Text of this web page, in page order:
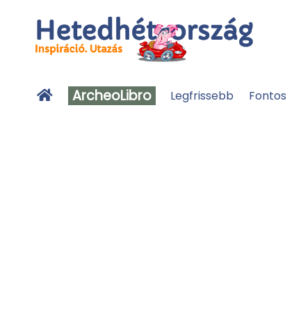
ArcheoLibro Legfrissebb Fontos